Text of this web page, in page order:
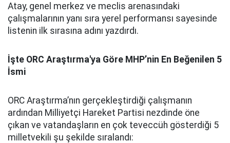
Atay, genel merkez ve meclis arenasındaki
çalışmalarının yanı sıra yerel performansı sayesinde
listenin ilk sırasına adını yazdırdı.
İşte ORC Araştırma'ya Göre MHP’nin En Beğenilen 5
İsmi
ORC Araştırma’nın gerçekleştirdiği çalışmanın
ardından Milliyetçi Hareket Partisi nezdinde öne
çıkan ve vatandaşların en çok teveccüh gösterdiği 5
milletvekili şu şekilde sıralandı: